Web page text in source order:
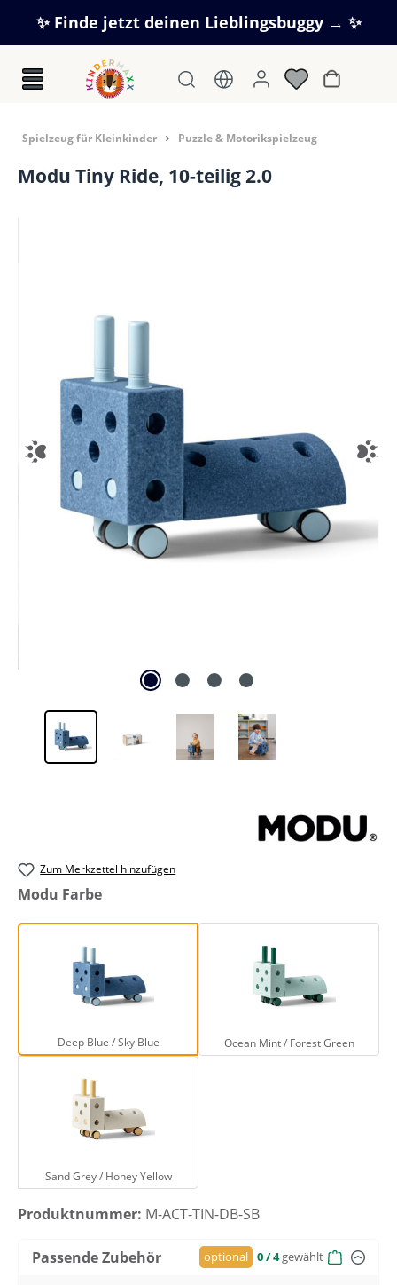
Zum Hauptinhalt springen
✨ Finde jetzt deinen Lieblingsbuggy → ✨
Spielzeug für Kleinkinder Puzzle & Motorikspielzeug
Modu Tiny Ride, 10-teilig 2.0
Zum Merkzettel hinzufügen
auswählen
Modu Farbe
Deep Blue / Sky Blue
Deep Blue / Sky Blue
Ocean Mint / Forest Green
Ocean Mint /
Sand Grey / Honey Yellow
Sand Grey / Honey Yellow
Produktnummer: M-ACT-TIN-DB-SB
Passende Zubehör optional 0/ 4gewählt